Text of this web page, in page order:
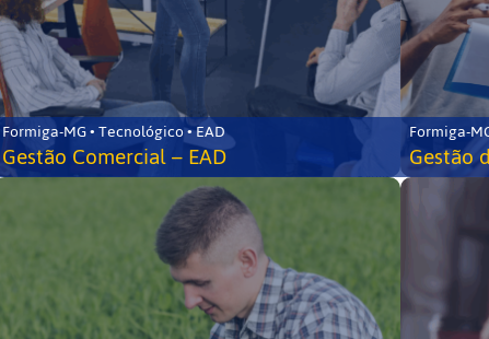
Formiga-MG • Tecnológico • EAD
Gestão Comercial – EAD
Formiga-
Gestão